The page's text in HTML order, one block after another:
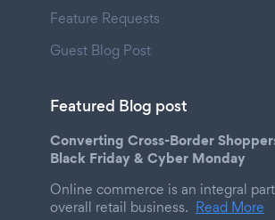
Feature Requests
Guest Blog Post
Featured Blog post
Converting Cross-Border
Black Friday & Cyber Monday
Online commerce is an integral
overall retail business. Read More